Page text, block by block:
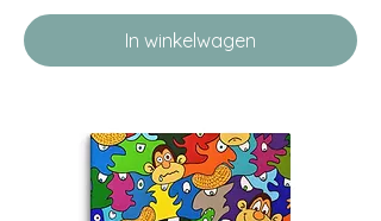
In winkelwagen